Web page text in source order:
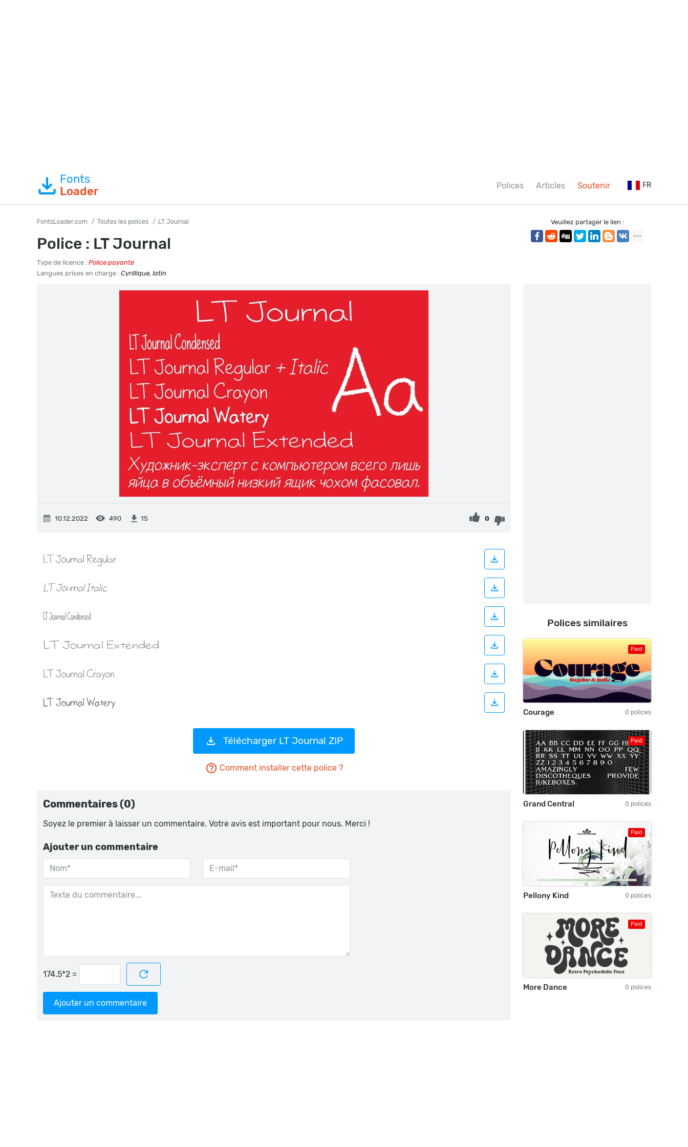
Fonts
Loader
Polices Articles Soutenir FR
FontsLoader.com Toutes les polices LT Journal
Police : LT Journal
Type de licence : Police payante
Langues prises en charge : Cyrillique, latin
Veuillez partager le lien :
10.12.2022 490 15 0
Télécharger LT Journal ZIP
Comment installer cette police ?
Commentaires (0)
Soyez le premier à laisser un commentaire. Votre avis est important pour nous. Merci !
Ajouter un commentaire
=
Ajouter un commentaire
Polices similaires
Paid
Courage 0 polices
Paid
Grand Central 0 polices
Paid
Pellony Kind 0 polices
Paid
More Dance 0 polices